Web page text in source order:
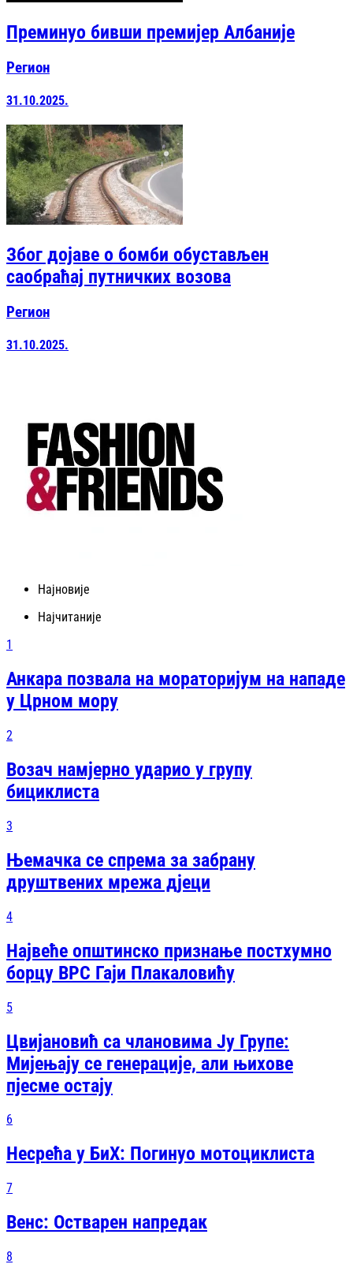
Преминуо бивши премијер Албаније
Регион
31.10.2025.
Због дојаве о бомби обустављен
саобраћај путничких возова
Регион
31.10.2025.
Најновије
Најчитаније
1
Анкара позвала на мораторијум на нападе
у Црном мору
2
Возач намјерно ударио у групу
бициклиста
3
Њемачка се спрема за забрану
друштвених мрежа дјеци
4
Највеће општинско признање постхумно
борцу ВРС Гаји Плакаловићу
5
Цвијановић са члановима Ју Групе:
Мијењају се генерације, али њихове
пјесме остају
6
Несрећа у БиХ: Погинуо мотоциклиста
7
Венс: Остварен напредак
8